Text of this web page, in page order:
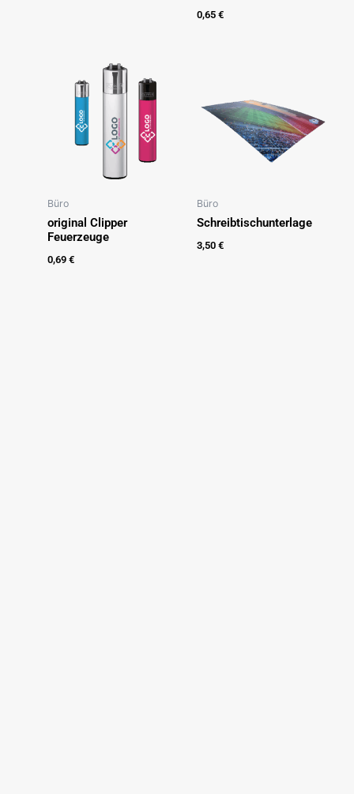
0,65 €
Büro
original Clipper
Feuerzeuge
0,69 €
Büro
Schreibtischunterlage
3,50 €